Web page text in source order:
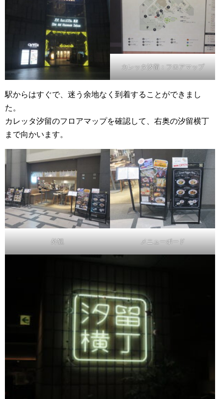
カレッタ汐留：フロアマップ
駅からはすぐで、迷う余地なく到着することができまし
た。
カレッタ汐留のフロアマップを確認して、右奥の汐留横丁
まで向かいます。
外観 メニューボード